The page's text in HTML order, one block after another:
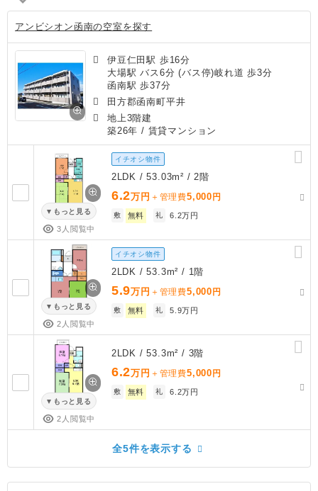
アンビシオン函南の空室を探す
伊豆仁田駅 歩16分
大場駅 バス6分 (バス停)岐れ道 歩3分
函南駅 歩37分
田方郡函南町平井
地上3階建
築26年 / 賃貸マンション
もっと見る
3人閲覧中
イチオシ物件
2LDK / 53.03m² / 2階
6.2万円 ＋管理費5,000 円
敷 無料 礼 6.2万円
もっと見る
2人閲覧中
イチオシ物件
2LDK / 53.3m² / 1階
5.9万円 ＋管理費5,000 円
敷 無料 礼 5.9万円
もっと見る
2人閲覧中
2LDK / 53.3m² / 3階
6.2万円 ＋管理費5,000 円
敷 無料 礼 6.2万円
全5件を表示する